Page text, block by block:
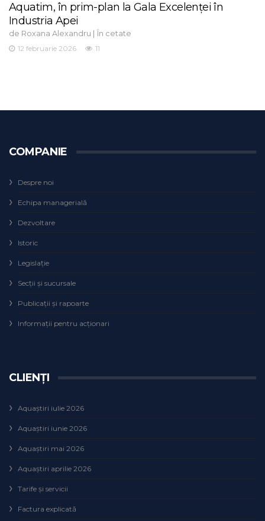
Aquatim, în prim-plan la Gala Excelenței în
Industria Apei
de Roxana Alexandru | În cetate
12 februarie 2026
11
COMPANIE
Despre noi
Echipa managerială
Dezvoltare
Istoric
Legislaţie
Secţii şi sucursale
Publicații și rapoarte
Informații pentru acționari
CLIENȚI
Aquaștiri iulie 2026
Aquaștiri iunie 2026
Aquaștiri mai 2026
Aquaștiri aprilie 2026
Tarife și servicii
Factura explicată